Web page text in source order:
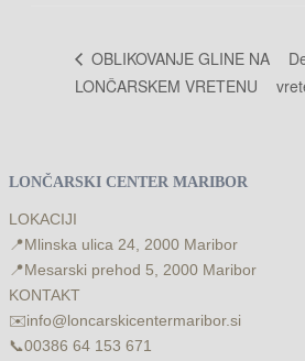
OBLIKOVANJE GLINE NA
LONČARSKEM VRETENU
LONČARSKI CENTER MARIBOR
LOKACIJI
📍Mlinska ulica 24, 2000 Maribor
📍Mesarski prehod 5, 2000 Maribor
KONTAKT
✉️info@loncarskicentermaribor.si
📞00386 64 153 671